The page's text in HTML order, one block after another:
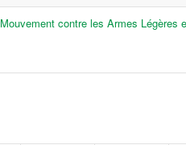
Mouvement contre les Armes Légères